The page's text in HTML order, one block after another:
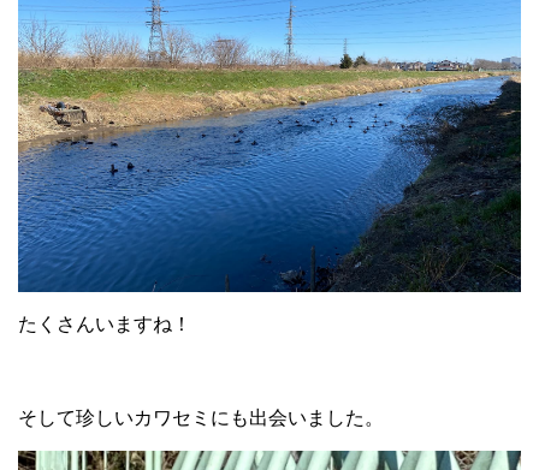
たくさんいますね！
そして珍しいカワセミにも出会いました。